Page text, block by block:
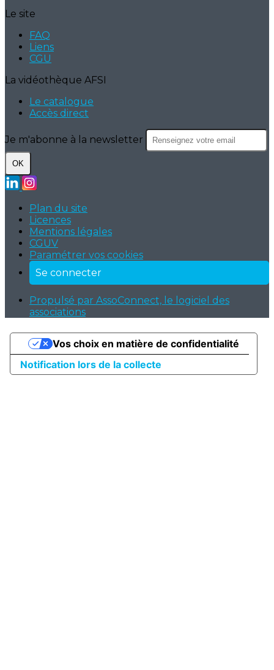
Le site
FAQ
Liens
CGU
La vidéothèque AFSI
Le catalogue
Accès direct
Je m'abonne à la newsletter
OK
Plan du site
Licences
Mentions légales
CGUV
Paramétrer vos cookies
Se connecter
Propulsé par AssoConnect, le logiciel des
associations
Notification lors de la collecte
Vos choix en matière de confidentialité